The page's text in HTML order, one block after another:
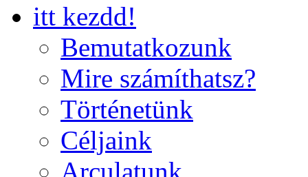
itt kezdd!
Bemutatkozunk
Mire számíthatsz?
Történetünk
Céljaink
Arculatunk